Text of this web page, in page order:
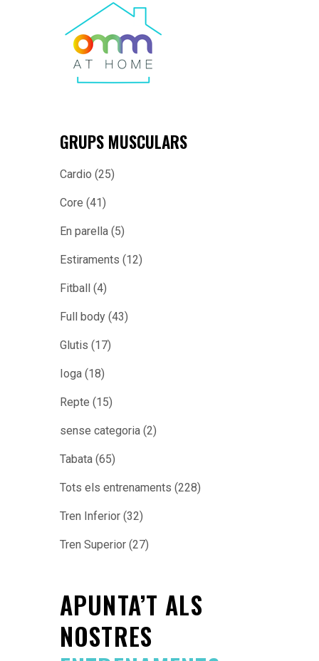
GRUPS MUSCULARS
Cardio (25)
Core (41)
En parella (5)
Estiraments (12)
Fitball (4)
Full body (43)
Glutis (17)
Ioga (18)
Repte (15)
sense categoria (2)
Tabata (65)
Tots els entrenaments (228)
Tren Inferior (32)
Tren Superior (27)
APUNTA’T ALS
NOSTRES